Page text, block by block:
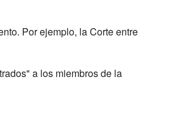
Por ejemplo, la Corte entre
a los miembros de la